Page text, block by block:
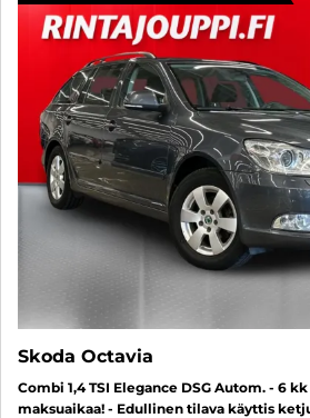
Skoda Octavia
Combi 1,4 TSI Elegance DSG Autom. - 6
maksuaikaa! - Edullinen tilava käyttis